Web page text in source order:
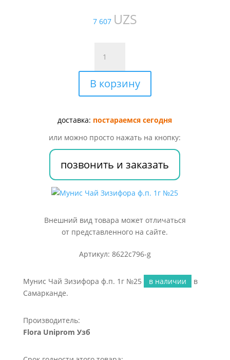
7 607 UZS
товара
Мунис
Чай
Зизифора
1г
В корзину
доставка: постараемся сегодня
или можно просто нажать на кнопку:
позвонить и заказать
Внешний вид товара может отличаться
от представленного на сайте.
Артикул: 8622c796-g
Мунис Чай Зизифора ф.п. 1г №25 в наличии
в
Самарканде.
Производитель:
Flora Uniprom Узб